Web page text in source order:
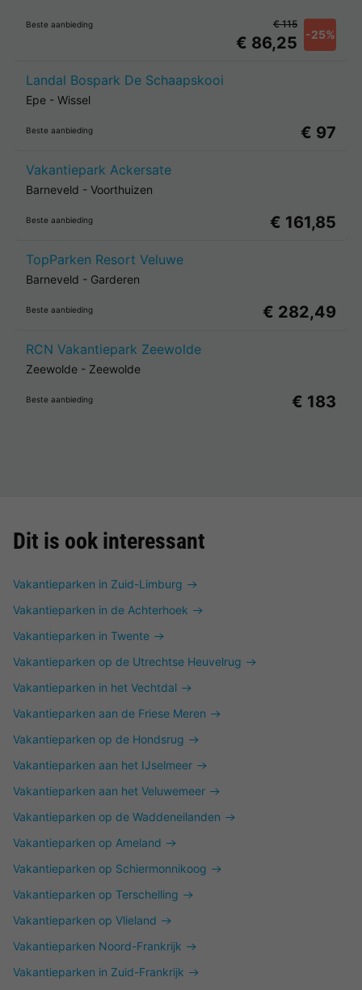
Beste aanbieding
€ 86,25 -25%
€ 115
Landal Bospark De Schaapskooi
Epe - Wissel
Beste aanbieding € 97
Vakantiepark Ackersate
Barneveld - Voorthuizen
Beste aanbieding € 161,85
TopParken Resort Veluwe
Barneveld - Garderen
Beste aanbieding € 282,49
RCN Vakantiepark Zeewolde
Zeewolde - Zeewolde
Beste aanbieding € 183
Dit is ook interessant
Vakantieparken in Zuid-Limburg
Vakantieparken in de Achterhoek
Vakantieparken in Twente
Vakantieparken op de Utrechtse Heuvelrug
Vakantieparken in het Vechtdal
Vakantieparken aan de Friese Meren
Vakantieparken op de Hondsrug
Vakantieparken aan het IJselmeer
Vakantieparken aan het Veluwemeer
Vakantieparken op de Waddeneilanden
Vakantieparken op Ameland
Vakantieparken op Schiermonnikoog
Vakantieparken op Terschelling
Vakantieparken op Vlieland
Vakantieparken Noord-Frankrijk
Vakantieparken in Zuid-Frankrijk